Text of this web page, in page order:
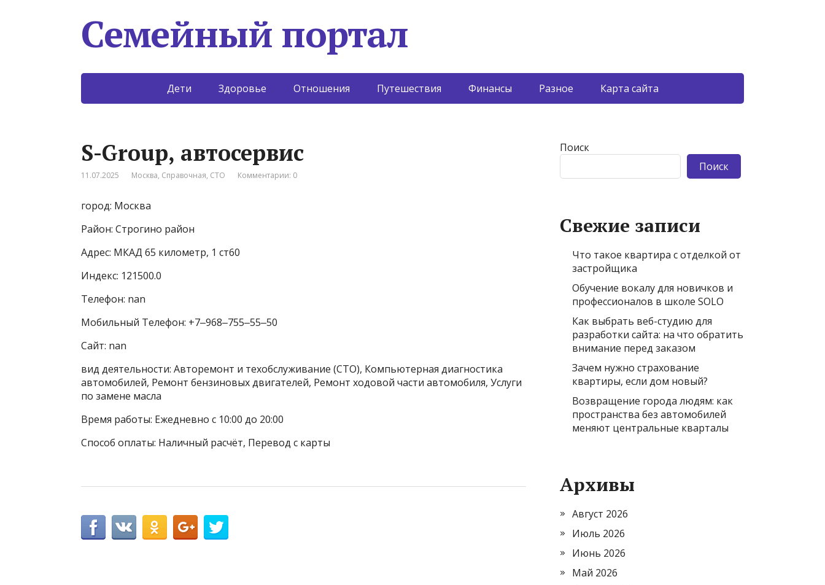
Семейный портал
Дети Здоровье Отношения Путешествия Финансы Разное Карта сайта
S-Group, автосервис
11.07.2025 Москва, Справочная, СТО Комментарии: 0
город: Москва
Район: Строгино район
Адрес: МКАД 65 километр, 1 ст60
Индекс: 121500.0
Телефон: nan
Мобильный Телефон: +7‒968‒755‒55‒50
Сайт: nan
вид деятельности: Авторемонт и техобслуживание (СТО), Компьютерная диагностика
автомобилей, Ремонт бензиновых двигателей, Ремонт ходовой части автомобиля, Услуги
по замене масла
Время работы: Ежедневно с 10:00 до 20:00
Способ оплаты: Наличный расчёт, Перевод с карты
Поиск
Поиск
Свежие записи
Что такое квартира с отделкой от
застройщика
Обучение вокалу для новичков и
профессионалов в школе SOLO
Как выбрать веб-студию для
разработки сайта: на что обратить
внимание перед заказом
Зачем нужно страхование
квартиры, если дом новый?
Возвращение города людям: как
пространства без автомобилей
меняют центральные кварталы
Архивы
Август 2026
Июль 2026
Июнь 2026
Май 2026